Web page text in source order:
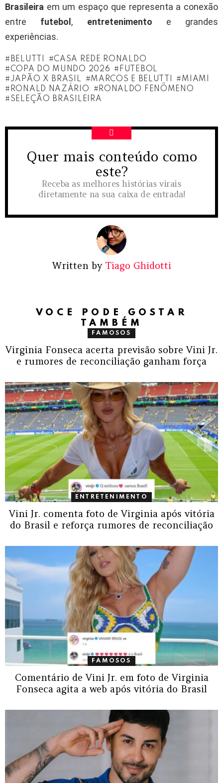
Brasileira em um espaço que representa a conexão
entre futebol , entretenimento e grandes
experiências.
BELUTTI
CASA REDE RONALDO
COPA DO MUNDO 2026
FUTEBOL
JAPÃO X BRASIL
MARCOS E BELUTTI
MIAMI
RONALD NAZÁRIO
RONALDO FENÔMENO
SELEÇÃO BRASILEIRA
NEWSLETTER
Quer mais conteúdo como
este?
Receba as melhores histórias virais
diretamente na sua caixa de entrada!
Written by Tiago Ghidotti
VOCÊ PODE GOSTAR
TAMBÉM
FAMOSOS
Virginia Fonseca acerta previsão sobre Vini Jr.
e rumores de reconciliação ganham força
ENTRETENIMENTO
Vini Jr. comenta foto de Virginia após vitória
do Brasil e reforça rumores de reconciliação
FAMOSOS
Comentário de Vini Jr. em foto de Virginia
Fonseca agita a web após vitória do Brasil